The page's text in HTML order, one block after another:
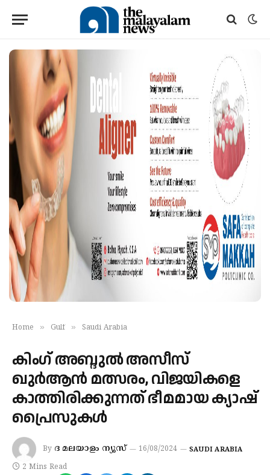
Home » Gulf » Saudi Arabia
കിംഗ് അബ്ദുൽ അസീസ്
ഖുർആൻ മത്സരം, വിജയികളെ
കാത്തിരിക്കുന്നത് ഭീമമായ ക്യാഷ്
പ്രൈസുകൾ
By ദ മലയാളം ന്യൂസ് 16/08/2024 SAUDI ARABIA
2 Mins Read